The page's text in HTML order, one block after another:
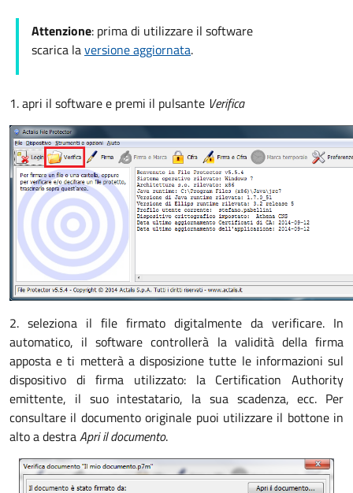
Attenzione: prima di utilizzare il software
scarica laversione aggiornata.
1. apri il software e premi il pulsante Verifica
2. seleziona il file firmato digitalmente da verificare. In
automatico, il software controllerà la validità della firma
apposta e ti metterà a disposizione tutte le informazioni sul
dispositivo di firma utilizzato: la Certification Authority
emittente, il suo intestatario, la sua scadenza, ecc. Per
consultare il documento originale puoi utilizzare il bottone in
alto a destraApri il documento.